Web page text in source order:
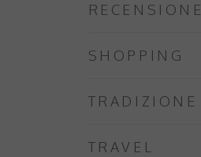
RECENSIONE
SHOPPING
TRADIZIONE
TRAVEL